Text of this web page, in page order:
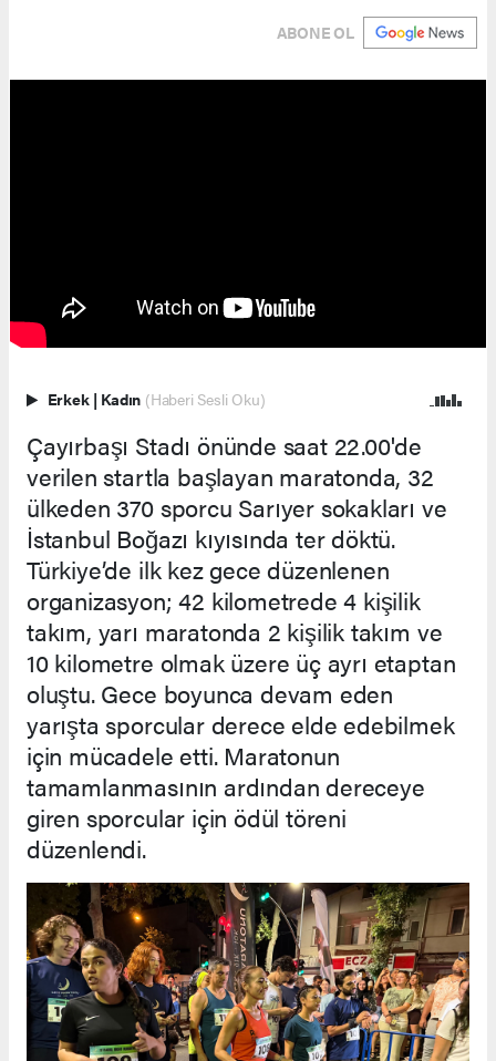
ABONE OL
Erkek | Kadın (Haberi Sesli Oku)
Çayırbaşı Stadı önünde saat 22.00'de
verilen startla başlayan maratonda, 32
ülkeden 370 sporcu Sarıyer sokakları ve
İstanbul Boğazı kıyısında ter döktü.
Türkiye’de ilk kez gece düzenlenen
organizasyon; 42 kilometrede 4 kişilik
takım, yarı maratonda 2 kişilik takım ve
10 kilometre olmak üzere üç ayrı etaptan
oluştu. Gece boyunca devam eden
yarışta sporcular derece elde edebilmek
için mücadele etti. Maratonun
tamamlanmasının ardından dereceye
giren sporcular için ödül töreni
düzenlendi.